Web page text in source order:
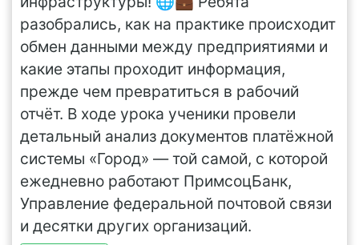
разобрались, как на практике происходит
обмен данными между предприятиями и
какие этапы проходит информация,
прежде чем превратиться в рабочий
отчёт. В ходе урока ученики провели
детальный анализ документов платёжной
системы «Город» — той самой, с которой
ежедневно работают ПримсоцБанк,
Управление федеральной почтовой связи
и десятки других организаций.